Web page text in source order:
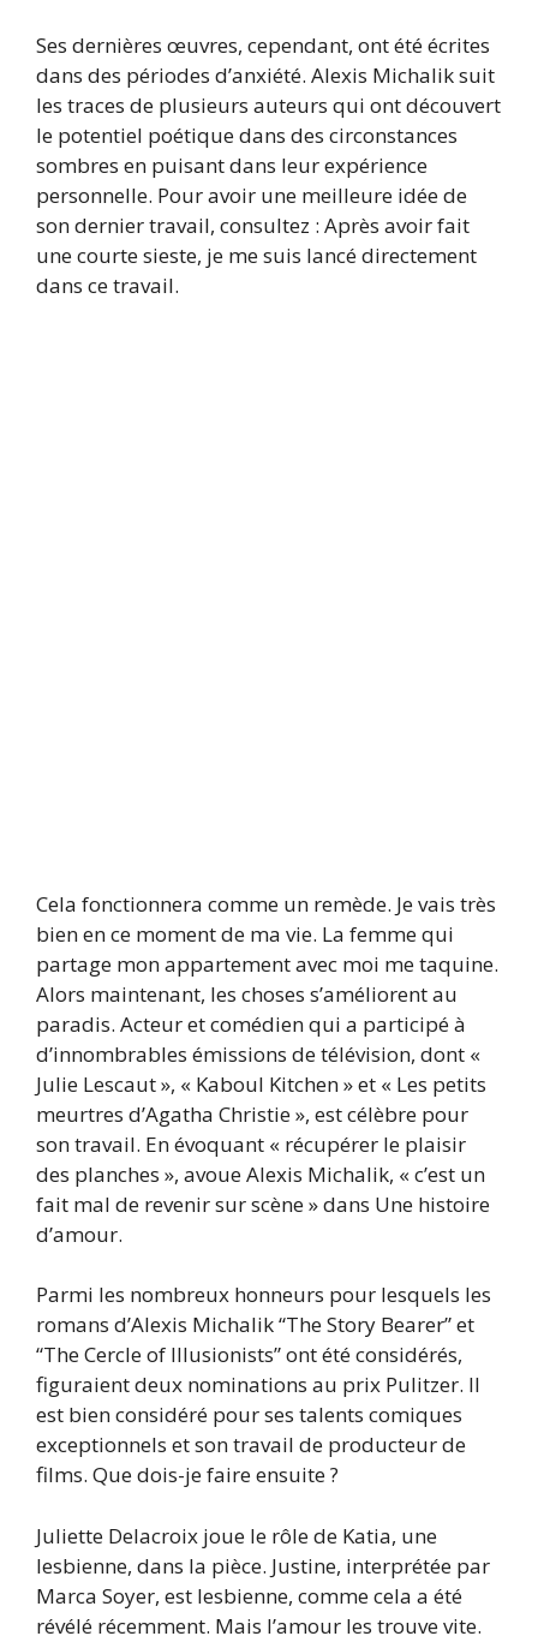
Ses dernières œuvres, cependant, ont été écrites
dans des périodes d’anxiété. Alexis Michalik suit
les traces de plusieurs auteurs qui ont découvert
le potentiel poétique dans des circonstances
sombres en puisant dans leur expérience
personnelle. Pour avoir une meilleure idée de
son dernier travail, consultez : Après avoir fait
une courte sieste, je me suis lancé directement
dans ce travail.
Cela fonctionnera comme un remède. Je vais très
bien en ce moment de ma vie. La femme qui
partage mon appartement avec moi me taquine.
Alors maintenant, les choses s’améliorent au
paradis. Acteur et comédien qui a participé à
d’innombrables émissions de télévision, dont «
Julie Lescaut », « Kaboul Kitchen » et « Les petits
meurtres d’Agatha Christie », est célèbre pour
son travail. En évoquant « récupérer le plaisir
des planches », avoue Alexis Michalik, « c’est un
fait mal de revenir sur scène » dans Une histoire
d’amour.
Parmi les nombreux honneurs pour lesquels les
romans d’Alexis Michalik “The Story Bearer” et
“The Cercle of Illusionists” ont été considérés,
figuraient deux nominations au prix Pulitzer. Il
est bien considéré pour ses talents comiques
exceptionnels et son travail de producteur de
films. Que dois-je faire ensuite ?
Juliette Delacroix joue le rôle de Katia, une
lesbienne, dans la pièce. Justine, interprétée par
Marca Soyer, est lesbienne, comme cela a été
révélé récemment. Mais l’amour les trouve vite.